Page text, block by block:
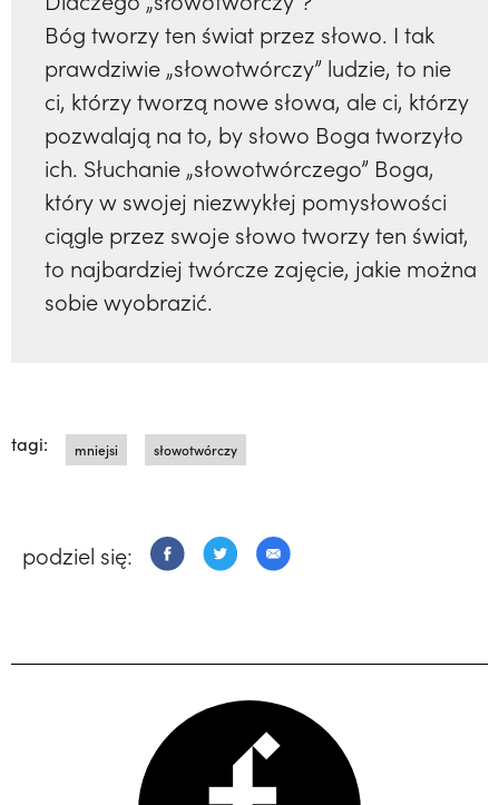
Bóg tworzy ten świat przez słowo. I tak
prawdziwie „słowotwórczy” ludzie, to nie
ci, którzy tworzą nowe słowa, ale ci, którzy
pozwalają na to, by słowo Boga tworzyło
ich. Słuchanie „słowotwórczego” Boga,
który w swojej niezwykłej pomysłowości
ciągle przez swoje słowo tworzy ten świat,
to najbardziej twórcze zajęcie, jakie można
sobie wyobrazić.
tagi: mniejsi słowotwórczy
podziel się: